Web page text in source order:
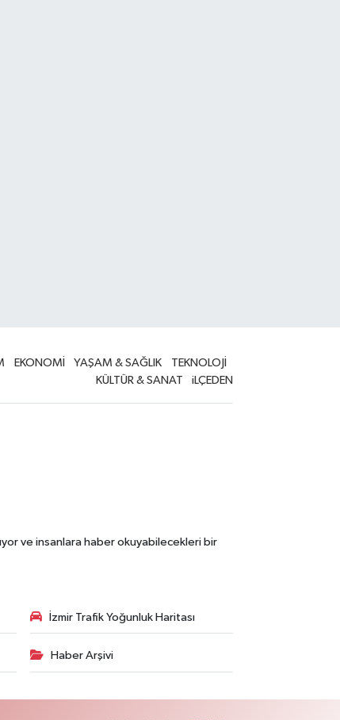
EKONOMİ YAŞAM & SAĞLIK
TEKNOLOJİ
KÜLTÜR & SANAT
iLÇEDEN
ve insanlara haber okuyabilecekleri bir
İzmir Trafik Yoğunluk Haritası
Haber Arşivi